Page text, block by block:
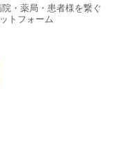
・薬局・患者様を繋ぐ
トフォーム